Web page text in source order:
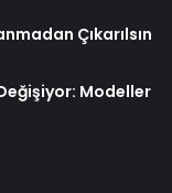
Çıkarılsın
Modeller